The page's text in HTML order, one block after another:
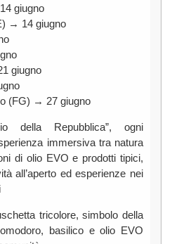
giugno
→ 14 giugno
giugno
(FG) → 27 giugno
della Repubblica”, ogni
immersiva tra natura
di olio EVO e prodotti tipici,
all’aperto ed esperienze nei
tricolore, simbolo della
basilico e olio EVO